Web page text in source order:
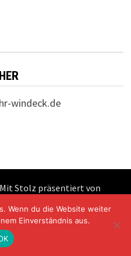
windeck.de
Stolz präsentiert von
Wenn du die Website weiter
Einverständnis aus.